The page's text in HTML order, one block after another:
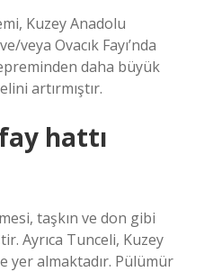
Kuzey Anadolu
veya Ovacık Fayı’nda
daha büyük
artırmıştır.
hattı
taşkın ve don gibi
Ayrıca Tunceli, Kuzey
yer almaktadır. Pülümür